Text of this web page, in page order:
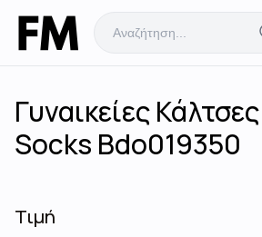
Γυναικείες
Socks Bdo019350
Τιμή